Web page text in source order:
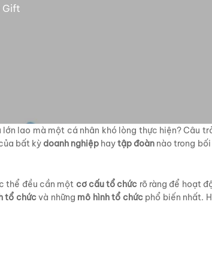
Gift
lao mà một cá nhân khó lòng thực hiện? Câu
bất kỳ doanh nghiệphaytập đoàn nào trong
thể đều cần một cơ cấu tổ chức rõ ràng để hoạt
tổ chứcvà những mô hình tổ chứcphổ biến nhất.